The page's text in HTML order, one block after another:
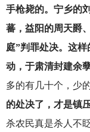
手枪毙的。宁乡的
蕃，益阳的周天爵
庭”判罪处决。这
动，于肃清封建余
多的有几十个，少
的处决了，才是镇
杀农民真是杀人不